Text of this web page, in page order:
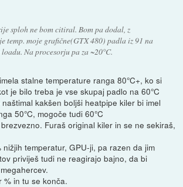
sploh ne bom citiral. Bom pa dodal, z
temp. moje grafične(GTX 480) padla iz 91 na
Na procesorju pa za ~20°C.
stalne temperature ranga 80°C+, ko si
je bilo treba je vse skupaj padlo na 60°C
kakšen boljši heatpipe kiler bi imel
50°C, mogoče tudi 60°C
Furaš original kiler in se ne sekiraš,
nižjih temperatur, GPU-ji, pa razen da jim
priviješ tudi ne reagirajo bajno, da bi
% in tu se konča.